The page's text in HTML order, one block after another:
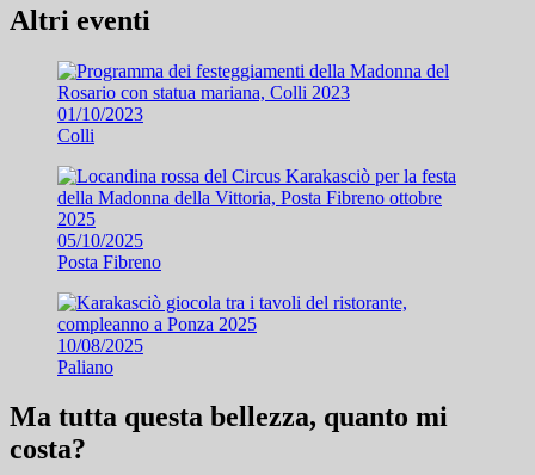
Altri eventi
01/10/2023
Colli
05/10/2025
Posta Fibreno
10/08/2025
Paliano
Ma tutta questa bellezza, quanto mi
costa?